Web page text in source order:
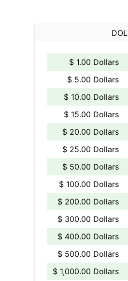
$ 1.00 Dollars
$ 5.00 Dollars
$ 10.00 Dollars
$ 15.00 Dollars
$ 20.00 Dollars
$ 25.00 Dollars
$ 50.00 Dollars
$ 100.00 Dollars
$ 200.00 Dollars
$ 300.00 Dollars
$ 400.00 Dollars
$ 500.00 Dollars
$ 1,000.00 Dollars